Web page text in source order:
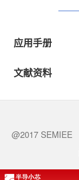
应用手册
文献资料
@2017 SEMIEE